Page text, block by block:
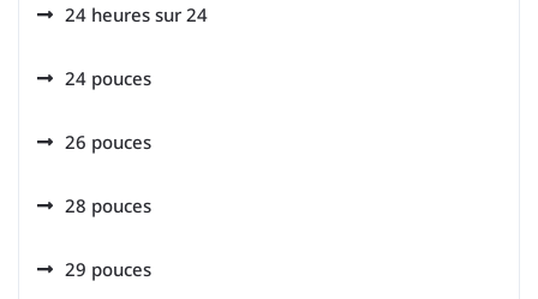
24 heures sur 24
24 pouces
26 pouces
28 pouces
29 pouces